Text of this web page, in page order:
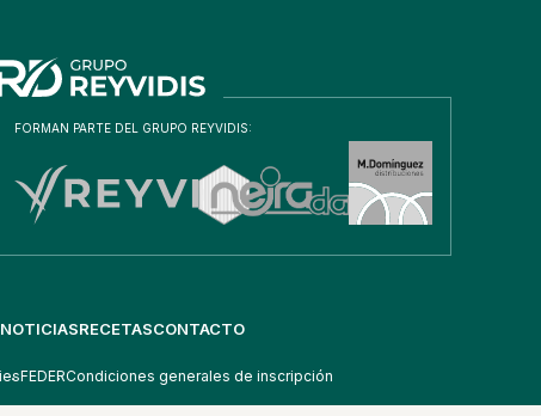
FORMAN PARTE DEL GRUPO REYVIDIS:
NOTICIASRECETASCONTACTO
FEDERCondiciones generales de inscripción